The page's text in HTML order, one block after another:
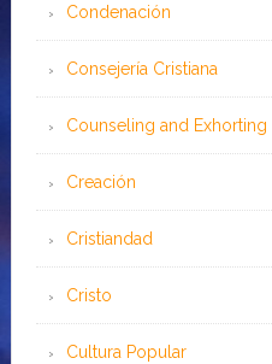
Condenación
Consejería Cristiana
Counseling and Exhorting
Creación
Cristiandad
Cristo
Cultura Popular